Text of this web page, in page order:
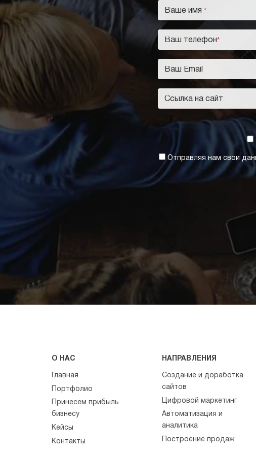
Отправляя нам свои
О НАС
Главная
Портфолио
Принесем прибыль
бизнесу
Кейсы
Контакты
НАПРАВЛЕНИЯ
Создание и доработка
сайтов
Цифровой маркетинг
Автоматизация и
аналитика
Построение продаж